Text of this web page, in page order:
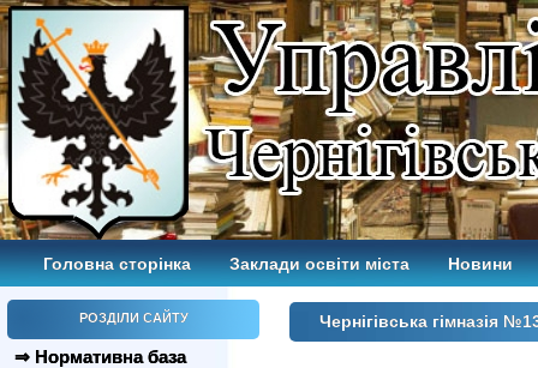
Головна сторінка Заклади освіти міста Новини
РОЗДІЛИ САЙТУ
⇒ Нормативна база
Чернігівська гімназія